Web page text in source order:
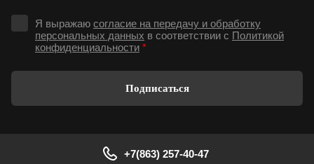
Я выражаю согласие на передачу и обработку
персональных данных в соответствии с Политикой
конфиденциальности *
Подписаться
+7(863) 257-40-47